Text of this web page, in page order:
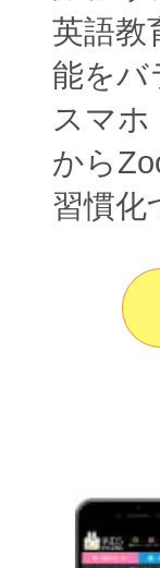
英語教
能をバ
スマ
から
習慣化